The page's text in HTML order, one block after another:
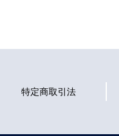
特定商取引法